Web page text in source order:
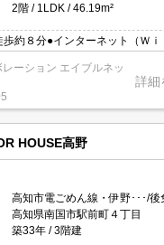
2階
1LDK 46.19m²
約８分●インターネット（Ｗｉ
カメラ●オートロック
ーション エイブルネッ
詳細
HOUSE高野
高知市電ごめん線・伊野･･･/
高知県南国市駅前町４丁目
築33年
3階建